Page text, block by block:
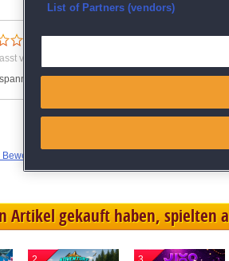
die Grafik ist sehr gut.
von Anonym am 05.01.2020 um 11:10
hat gefehlt.und das spiel war schnell
anzeigen
Artikel gekauft haben, spielten
Ensure security, prevent
List of Partners (vendors)